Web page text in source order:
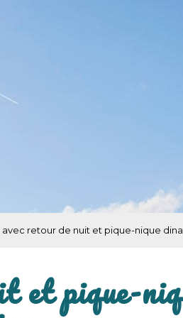
retour de nuit et pique-nique
et pique-